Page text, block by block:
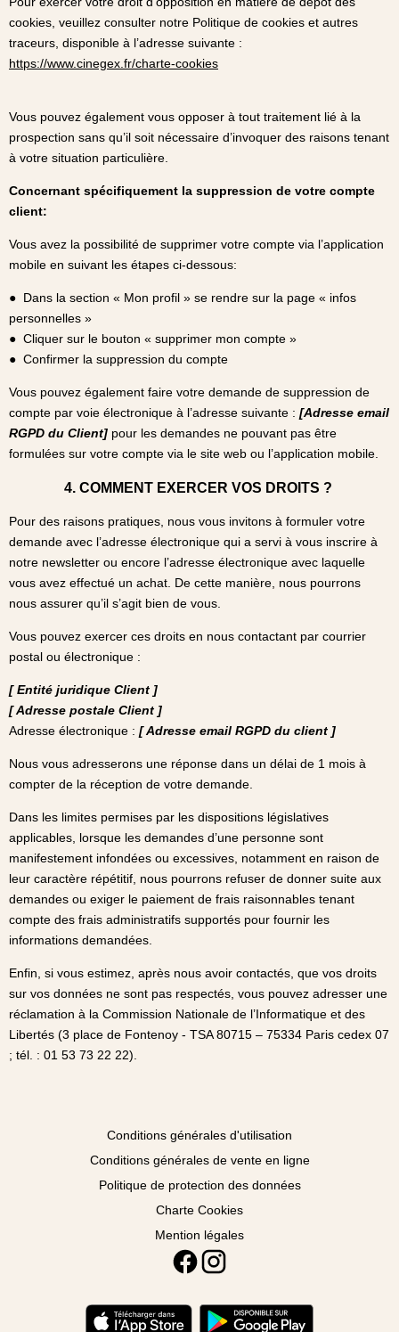
cookies, veuillez consulter notre Politique de cookies et autres
traceurs, disponible à l’adresse suivante :
https://www.cinegex.fr/charte-cookies
Vous pouvez également vous opposer à tout traitement lié à la
prospection sans qu’il soit nécessaire d’invoquer des raisons tenant
à votre situation particulière.
Concernant spécifiquement la suppression de votre compte
client:
Vous avez la possibilité de supprimer votre compte via l’application
mobile en suivant les étapes ci-dessous:
● Dans la section « Mon profil » se rendre sur la page « infos
personnelles »
● Cliquer sur le bouton « supprimer mon compte »
● Confirmer la suppression du compte
Vous pouvez également faire votre demande de suppression de
compte par voie électronique à l’adresse suivante : [Adresse email
RGPD du Client] pour les demandes ne pouvant pas être
formulées sur votre compte via le site web ou l’application mobile.
4. COMMENT EXERCER VOS DROITS ?
Pour des raisons pratiques, nous vous invitons à formuler votre
demande avec l’adresse électronique qui a servi à vous inscrire à
notre newsletter ou encore l’adresse électronique avec laquelle
vous avez effectué un achat. De cette manière, nous pourrons
nous assurer qu’il s’agit bien de vous.
Vous pouvez exercer ces droits en nous contactant par courrier
postal ou électronique :
[ Entité juridique Client ]
[ Adresse postale Client ]
Adresse électronique : [ Adresse email RGPD du client ]
Nous vous adresserons une réponse dans un délai de 1 mois à
compter de la réception de votre demande.
Dans les limites permises par les dispositions législatives
applicables, lorsque les demandes d’une personne sont
manifestement infondées ou excessives, notamment en raison de
leur caractère répétitif, nous pourrons refuser de donner suite aux
demandes ou exiger le paiement de frais raisonnables tenant
compte des frais administratifs supportés pour fournir les
informations demandées.
Enfin, si vous estimez, après nous avoir contactés, que vos droits
sur vos données ne sont pas respectés, vous pouvez adresser une
réclamation à la Commission Nationale de l’Informatique et des
Libertés (3 place de Fontenoy - TSA 80715 – 75334 Paris cedex 07
; tél. : 01 53 73 22 22).
Conditions générales d'utilisation
Conditions générales de vente en ligne
Politique de protection des données
Charte Cookies
Mention légales